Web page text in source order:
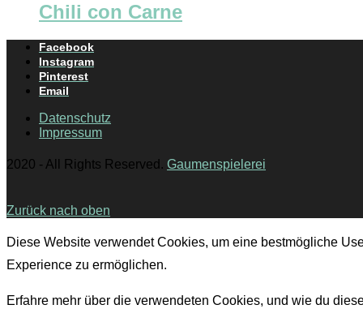
Chili con Carne
Facebook
Instagram
Pinterest
Email
Datenschutz
Impressum
2020 - All Rights Reserved. Gaumenspielerei
Zurück nach oben
Diese Website verwendet Cookies, um eine bestmögliche
Experience zu ermöglichen.
Erfahre mehr über die verwendeten Cookies, und wie du